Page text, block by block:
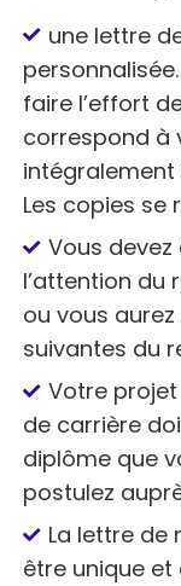
une lettre
faire l’effort
correspond à
intégralement
Les copies se
Vous
l’attention du
ou vous
suivantes du
Votre
de carrière
diplôme que
postulez
La lettre
être unique et